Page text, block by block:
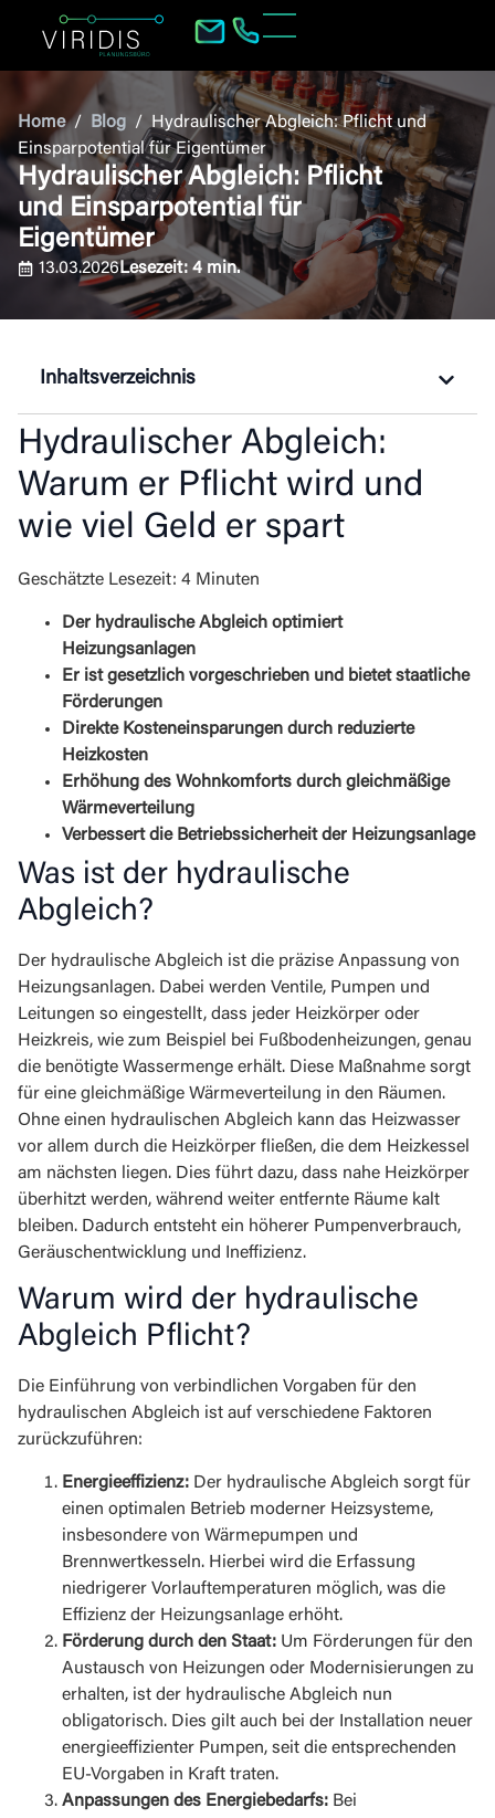
Home/ Blog /
Hydraulischer Abgleich: Pflicht und
Einsparpotential für Eigentümer
Hydraulischer Abgleich: Pflicht
und Einsparpotential für
Eigentümer
13.03.2026Lesezeit: 4 min.
Inhaltsverzeichnis
Hydraulischer Abgleich:
Warum er Pflicht wird und
wie viel Geld er spart
Geschätzte Lesezeit: 4 Minuten
Der hydraulische Abgleich optimiert
Heizungsanlagen
Er ist gesetzlich vorgeschrieben und bietet staatliche
Förderungen
Direkte Kosteneinsparungen durch reduzierte
Heizkosten
Erhöhung des Wohnkomforts durch gleichmäßige
Wärmeverteilung
Verbessert die Betriebssicherheit der Heizungsanlage
Was ist der hydraulische
Abgleich?
Der hydraulische Abgleich ist die präzise Anpassung von
Heizungsanlagen. Dabei werden Ventile, Pumpen und
Leitungen so eingestellt, dass jeder Heizkörper oder
Heizkreis, wie zum Beispiel bei Fußbodenheizungen, genau
die benötigte Wassermenge erhält. Diese Maßnahme sorgt
für eine gleichmäßige Wärmeverteilung in den Räumen.
Ohne einen hydraulischen Abgleich kann das Heizwasser
vor allem durch die Heizkörper fließen, die dem Heizkessel
am nächsten liegen. Dies führt dazu, dass nahe Heizkörper
überhitzt werden, während weiter entfernte Räume kalt
bleiben. Dadurch entsteht ein höherer Pumpenverbrauch,
Geräuschentwicklung und Ineffizienz.
Warum wird der hydraulische
Abgleich Pflicht?
Die Einführung von verbindlichen Vorgaben für den
hydraulischen Abgleich ist auf verschiedene Faktoren
zurückzuführen:
Energieeffizienz: Der hydraulische Abgleich sorgt für
einen optimalen Betrieb moderner Heizsysteme,
insbesondere von Wärmepumpen und
Brennwertkesseln. Hierbei wird die Erfassung
niedrigerer Vorlauftemperaturen möglich, was die
Effizienz der Heizungsanlage erhöht.
Förderung durch den Staat: Um Förderungen für den
Austausch von Heizungen oder Modernisierungen zu
erhalten, ist der hydraulische Abgleich nun
obligatorisch. Dies gilt auch bei der Installation neuer
energieeffizienter Pumpen, seit die entsprechenden
EU-Vorgaben in Kraft traten.
Anpassungen des Energiebedarfs: Bei